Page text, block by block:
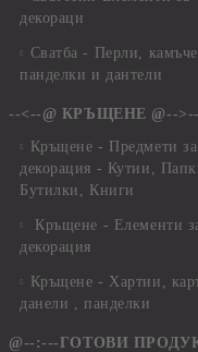
декораци
Сватба - Перли,
панделки и дантели
--<--@ КРЪЩЕНЕ @-->--
Кръщене - Предмети за
декорация - Кутии,
Бутилки, Книги
Кръщене - Елементи
декорация
Кръщене - Хартии,
данели , панделки
@--:---ГОТОВИ